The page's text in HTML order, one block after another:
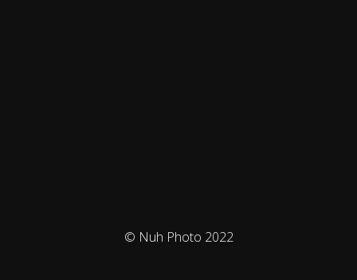
© Nuh Photo 2022